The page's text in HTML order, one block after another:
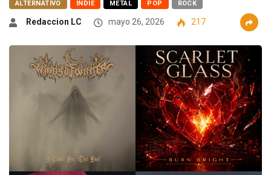
ALTERNATIVO INDIE METAL POP ROCK
Redaccion LC mayo 26, 2026 217